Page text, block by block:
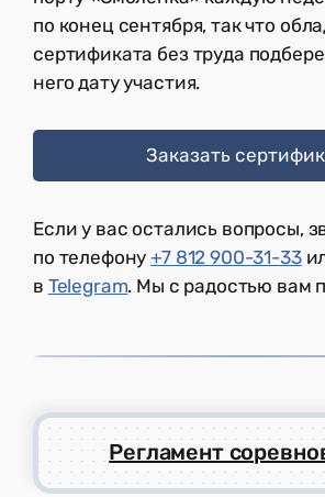
по конец сентября, так что
сертификата без труда
него дату участия.
Заказать
Если у вас остались вопросы,
по телефону+7 812 900-31-33
в Telegram. Мы с радостью вам
Регламент